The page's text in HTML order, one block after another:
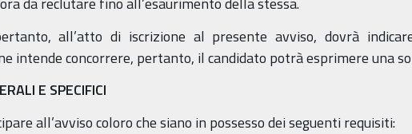
all’atto di iscrizione al presente avviso, dovrà
intende concorrere, pertanto, il candidato potrà esprimere una
E SPECIFICI
all’avviso coloro che siano in possesso dei seguenti requisiti: